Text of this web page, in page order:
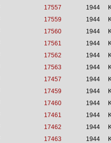
17557 1944
17559 1944
17560 1944
17561 1944
17562 1944
17563 1944
17457 1944
17459 1944
17460 1944
17461 1944
17462 1944
17463 1944